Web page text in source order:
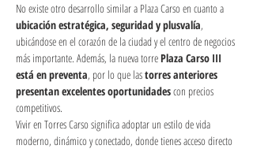
No existe otro desarrollo similar a Plaza Carso en cuanto a
ubicación estratégica, seguridad y plusvalía,
ubicándose en el corazón de la ciudad y el centro de negocios
más importante. Además, la nueva torre Plaza Carso III
está en preventa, por lo que las torres anteriores
presentan excelentes oportunidades con precios
competitivos.
Vivir en Torres Carso significa adoptar un estilo de vida
moderno, dinámico y conectado, donde tienes acceso directo